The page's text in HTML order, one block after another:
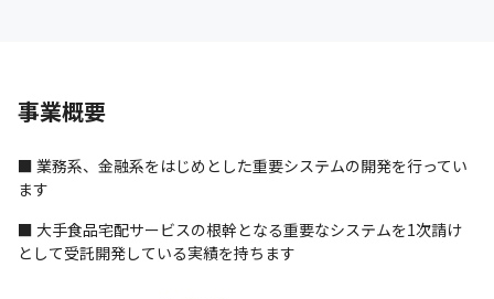
事業概要
■ 業務系、金融系をはじめとした重要システムの開発を行ってい
ます
■ 大手食品宅配サービスの根幹となる重要なシステムを1次請け
として受託開発している実績を持ちます